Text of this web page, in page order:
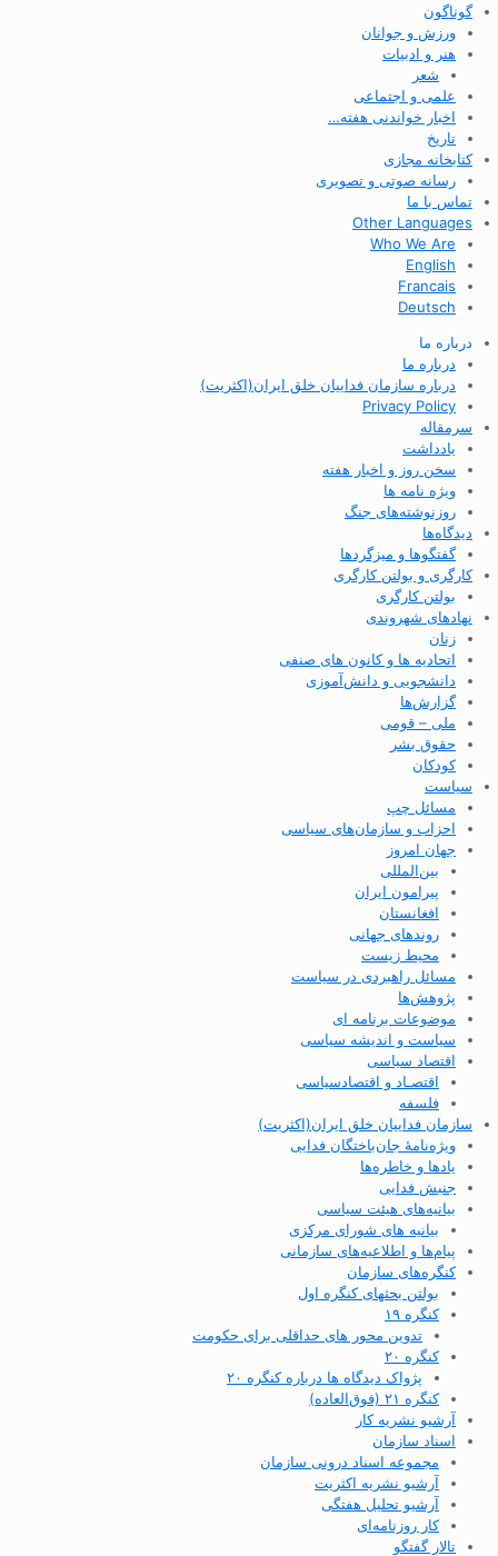
گوناگون
ورزش و جوانان
هنر و ادبیات
شعر
علمی و اجتماعی
اخبار خواندنی هفته…
تاریخ
کتابخانه مجازی
رسانه صوتی و تصویری
تماس با ما
Other Languages
Who We Are
English
Francais
Deutsch
درباره ما
درباره ما
درباره سازمان فداییان خلق ایران(اکثریت)
Privacy Policy
سرمقاله
یادداشت
سخن روز و اخبار هفته
ویژه نامه ها
روزنوشته‌های جنگ
دیدگاه‌ها
گفتگوها و میزگردها
کارگری و بولتن کارگری
بولتن کارگری
نهادهای شهروندی
زنان
اتحادیه ها و کانون های صنفی
دانشجویی و دانش‌آموزی
گزارش‌ها
ملی – قومی
حقوق بشر
کودکان
سیاست
مسائل چپ
احزاب و سازمان‌های سیاسی
جهان امروز
بین‌المللی
پیرامون ایران
افغانستان
روندهای جهانی
محیط زیست
مسائل راهبردی در سیاست
پژوهش‌ها
موضوعات برنامه ای
سیاست و اندیشه سیاسی
اقتصاد سیاسی
اقتصـاد و اقتصاد‌سیاسی
فلسفه
سازمان فداییان خلق ایران(اکثریت)
ویژه‌نامهٔ جان‌باختگان فدایی
یادها و خاطره‌ها
جنبش فدایی
بیانیه‌های هیئت سیاسی
بیانیه های شورای مرکزی
پیام‌ها و اطلاعیه‌های سازمانی
کنگره‌های سازمان
بولتن بحثهای کنگره اول
کنگره ۱۹
تدوین محور های حداقلی برای حکومت
کنگره ۲۰
پژواک دیدگاه ها درباره کنگره ۲۰
کنگره ۲۱ (فوق‌العاده)
آرشیو نشریه کار
اسناد سازمان
مجموعه اسناد درونی سازمان
آرشیو نشریه اکثریت
آرشیو تحلیل هفتگی
کار روزنامه‌ای
تالار گفتگو